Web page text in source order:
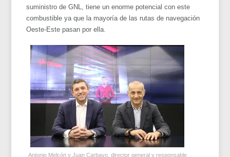
suministro de GNL, tiene un enorme potencial con este
combustible ya que la mayoría de las rutas de navegación
Oeste-Este pasan por ella.
Antonio Melcón y Juan Carbayo, director general y responsable